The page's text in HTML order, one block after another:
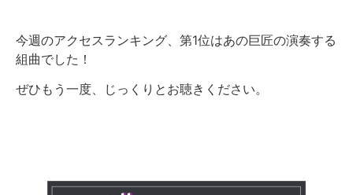
今週のアクセスランキング、第1位はあの巨匠の演奏する
組曲でした！
ぜひもう一度、じっくりとお聴きください。